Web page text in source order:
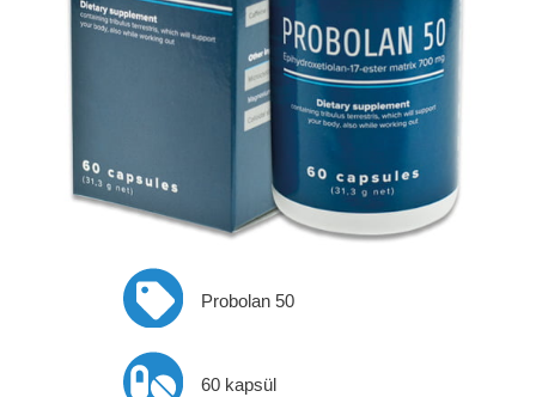
Probolan 50
60 kapsül